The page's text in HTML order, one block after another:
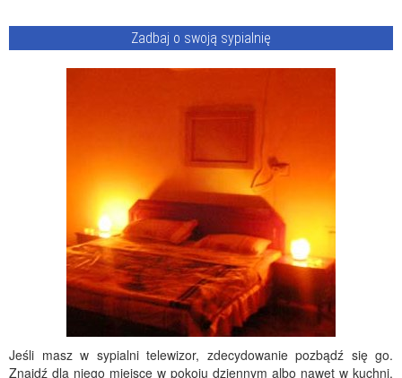
Zadbaj o swoją sypialnię
Jeśli masz w sypialni telewizor, zdecydowanie pozbądź się go.
Znajdź dla niego miejsce w pokoju dziennym albo nawet w kuchni.